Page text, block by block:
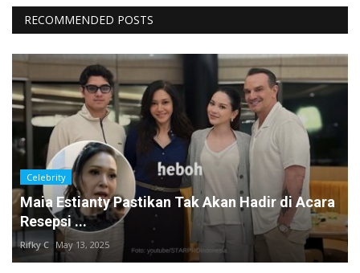
RECOMMENDED POSTS
Celebrity
Maia Estianty Pastikan Tak Akan Hadir di Acara
Resepsi ...
Rifky C May 13, 2025